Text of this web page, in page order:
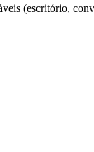
(escritório,